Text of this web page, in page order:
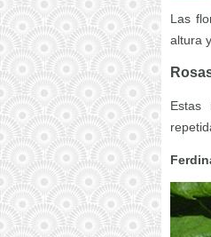
Las
altura
Estas